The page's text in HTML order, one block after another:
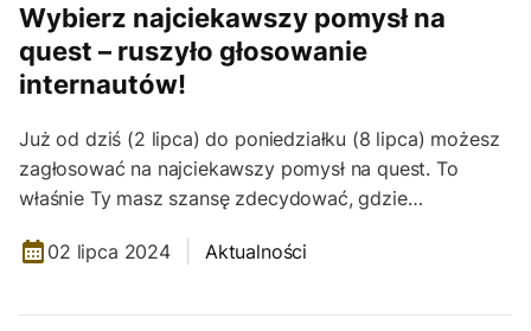
Wybierz najciekawszy pomysł na
quest – ruszyło głosowanie
internautów!
Już od dziś (2 lipca) do poniedziałku (8 lipca) możesz
zagłosować na najciekawszy pomysł na quest. To
właśnie Ty masz szansę zdecydować, gdzie…
02 lipca 2024 Aktualności